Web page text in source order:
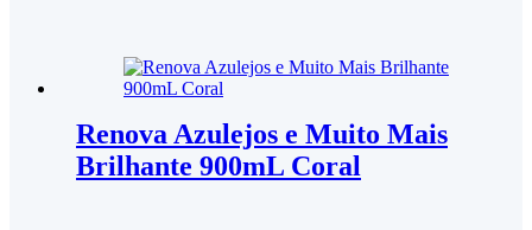
Renova Azulejos e Muito Mais
Brilhante 900mL Coral